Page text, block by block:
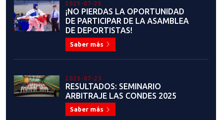
2025-07-25
¡NO PIERDAS LA OPORTUNIDAD
DE PARTICIPAR DE LA ASAMBLEA
DE DEPORTISTAS!
Saber más
2025-07-23
RESULTADOS: SEMINARIO
ARBITRAJE LAS CONDES 2025
Saber más